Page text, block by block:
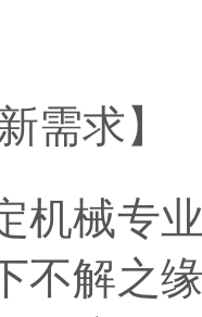
求】
械专业
不解之